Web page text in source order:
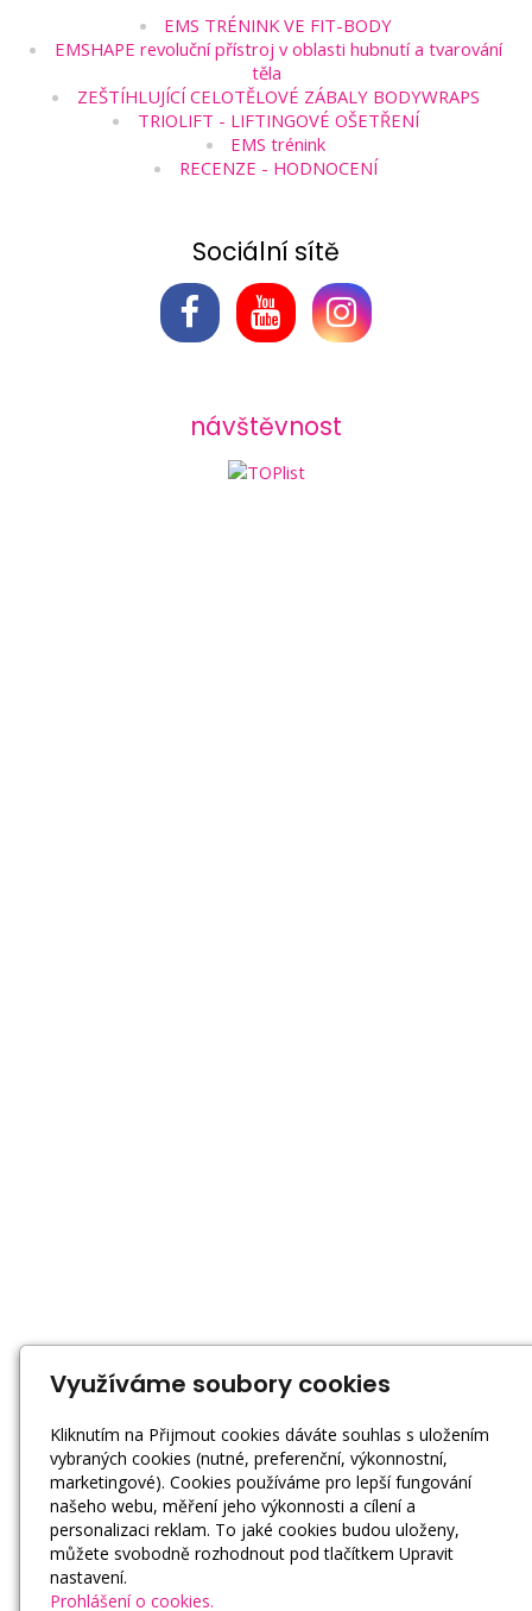
EMS TRÉNINK VE FIT-BODY
EMSHAPE revoluční přístroj v oblasti hubnutí a tvarování
těla
ZEŠTÍHLUJÍCÍ CELOTĚLOVÉ ZÁBALY BODYWRAPS
TRIOLIFT - LIFTINGOVÉ OŠETŘENÍ
EMS trénink
RECENZE - HODNOCENÍ
Sociální sítě
návštěvnost
Využíváme soubory cookies
Kliknutím na Přijmout cookies dáváte souhlas s uložením
vybraných cookies (nutné, preferenční, výkonnostní,
marketingové). Cookies používáme pro lepší fungování
našeho webu, měření jeho výkonnosti a cílení a
personalizaci reklam. To jaké cookies budou uloženy,
můžete svobodně rozhodnout pod tlačítkem Upravit
nastavení.
Prohlášení o cookies.